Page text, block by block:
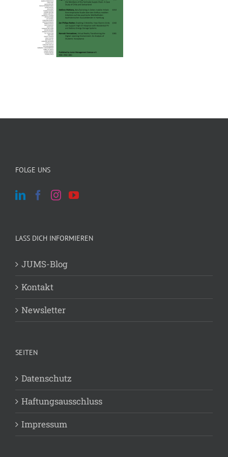
FOLGE UNS
LASS DICH INFORMIEREN
JUMS-Blog
Kontakt
Newsletter
SEITEN
Datenschutz
Haftungsausschluss
Impressum